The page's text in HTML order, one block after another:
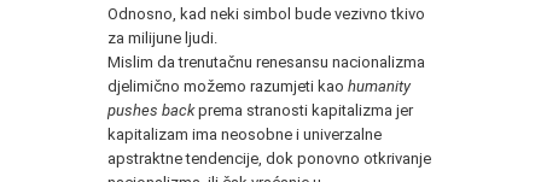
Odnosno, kad neki simbol bude vezivno tkivo
za milijune ljudi.
Mislim da trenutačnu renesansu nacionalizma
djelimično možemo razumjeti kao humanity
pushes backprema stranosti kapitalizma jer
kapitalizam ima neosobne i univerzalne
apstraktne tendencije, dok ponovno otkrivanje